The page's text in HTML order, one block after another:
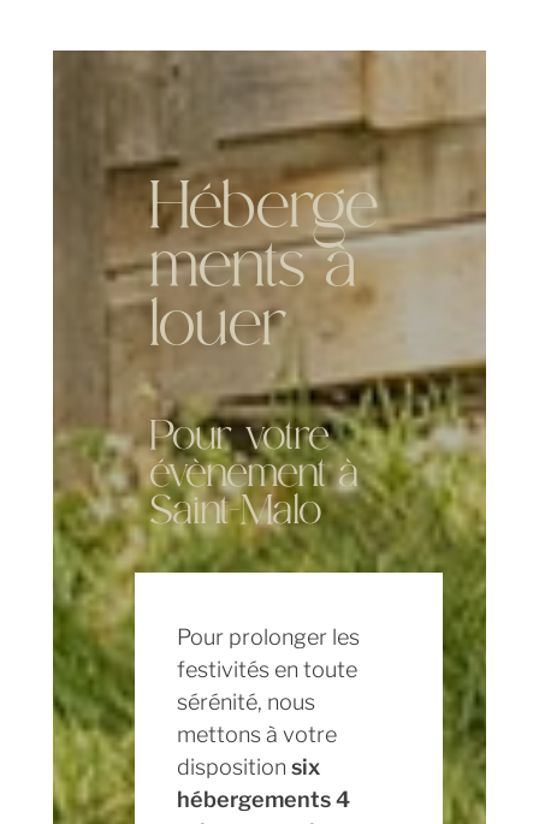
fin septembre à fin février.
Héberge
ments à
louer
Pour votre
évènement à
Saint-Malo
Pour prolonger les
festivités en toute
sérénité, nous
mettons à votre
dispositionsix
hébergements 4